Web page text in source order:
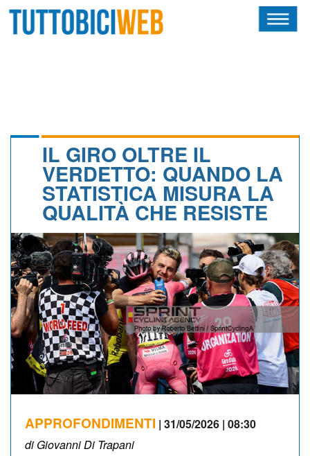
CALENDARIO
ALBI D'ORO
NEWSLETTER
IL GIRO OLTRE IL
VERDETTO: QUANDO LA
STATISTICA MISURA LA
QUALITÀ CHE RESISTE
APPROFONDIMENTI | 31/05/2026 | 08:30
di Giovanni Di Trapani